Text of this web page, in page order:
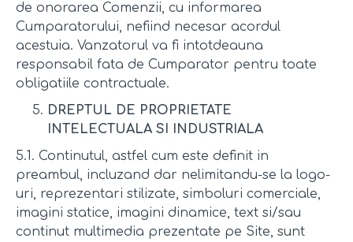
de onorarea Comenzii, cu informarea
Cumparatorului, nefiind necesar acordul
acestuia. Vanzatorul va fi intotdeauna
responsabil fata de Cumparator pentru toate
obligatiile contractuale.
DREPTUL DE PROPRIETATE
INTELECTUALA SI INDUSTRIALA
5.1. Continutul, astfel cum este definit in
preambul, incluzand dar nelimitandu-se la logo-
uri, reprezentari stilizate, simboluri comerciale,
imagini statice, imagini dinamice, text si/sau
continut multimedia prezentate pe Site, sunt